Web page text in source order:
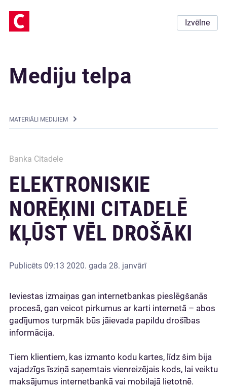
Izvēlne
Mediju telpa
MATERIĀLI MEDIJIEM
Banka Citadele
ELEKTRONISKIE
NORĒĶINI CITADELĒ
KĻŪST VĒL DROŠĀKI
Publicēts 09:13 2020. gada 28. janvārī
Ieviestas izmaiņas gan internetbankas pieslēgšanās
procesā, gan veicot pirkumus ar karti internetā – abos
gadījumos turpmāk būs jāievada papildu drošības
informācija.
Tiem klientiem, kas izmanto kodu kartes, līdz šim bija
vajadzīgs īsziņā saņemtais vienreizējais kods, lai veiktu
maksājumus internetbankā vai mobilajā lietotnē.